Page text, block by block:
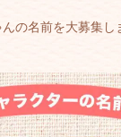
の名前を大募集し